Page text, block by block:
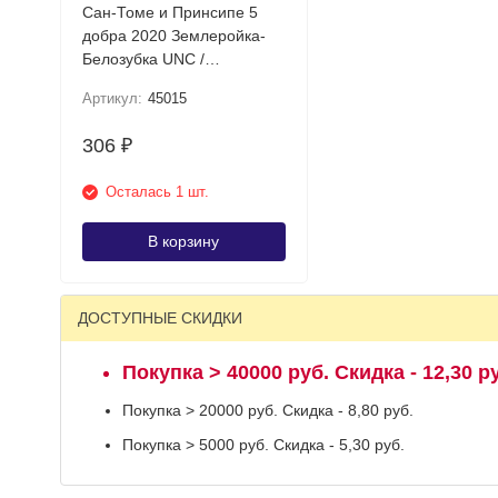
Сан-Томе и Принсипе 5
добра 2020 Землеройка-
Белозубка UNC /
Артикул: 45015
306 ₽
Осталась 1 шт.
В корзину
ДОСТУПНЫЕ СКИДКИ
Покупка > 40000 руб. Скидка - 12,30
Покупка > 20000 руб. Скидка - 8,80 руб.
Покупка > 5000 руб. Скидка - 5,30 руб.